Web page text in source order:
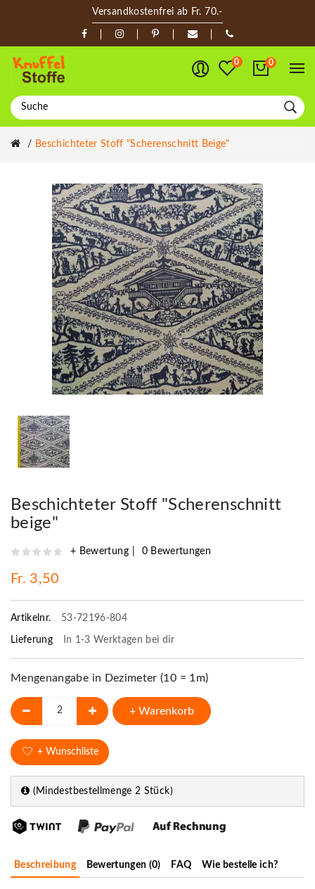
Versandkostenfrei ab Fr. 70.-
0 0
Beschichteter Stoff "Scherenschnitt Beige"
Beschichteter Stoff "Scherenschnitt
beige"
+ Bewertung 0 Bewertungen
Fr. 3,50
Artikelnr. 53-72196-804
Lieferung In 1-3 Werktagen bei dir
Mengenangabe in Dezimeter (10 = 1m)
+ Warenkorb
+ Wunschliste
(Mindestbestellmenge 2 Stück)
Beschreibung Bewertungen (0) FAQ Wie bestelle ich?